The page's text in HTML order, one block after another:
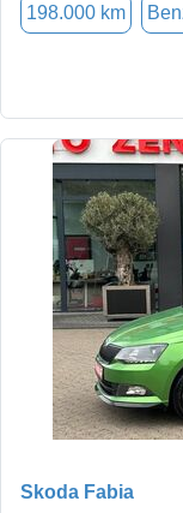
198.000 km
Skoda Fabia